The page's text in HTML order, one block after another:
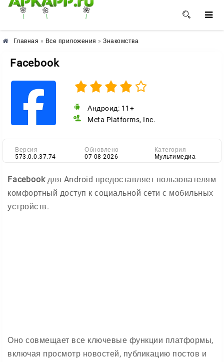
🌸 🌼 🌺
Главная » Все приложения » Знакомства
Facebook
Андроид: 11+
Meta Platforms, Inc.
Версия
573.0.0.37.74
Обновлено
07-08-2026
Категория
Мультимедиа
Facebookдля Android предоставляет пользователям
комфортный доступ к социальной сети с мобильных
устройств.
Оно совмещает все ключевые функции платформы,
включая просмотр новостей, публикацию постов и